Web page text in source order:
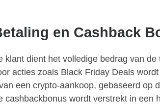
en Cashback
klant dient het volledige bedrag van
acties zoals Black Friday Deals
een crypto-aankoop, gebaseerd op
cashbackbonus wordt verstrekt in een